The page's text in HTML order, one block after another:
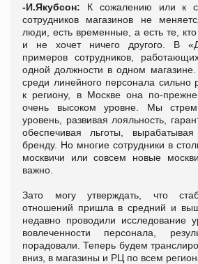
-И.Якубсон: К сожалению или к
сотрудников магазинов не
люди, есть временные, а есть те,
и не хочет ничего другого. В
примеров сотрудников,
одной должности в одном магазине.
среди линейного персонала сильно
к региону, в Москве она по-
очень высоком уровне. Мы
уровень, развивая лояльность,
обеспечивая льготы,
бренду. Но многие сотрудники в
москвичи или совсем новые
важно.
Зато могу утверждать, что
отношений пришла в средний и
недавно проводили исследование
вовлеченности персонала,
порадовали. Теперь будем
вниз, в магазины и РЦ по всем